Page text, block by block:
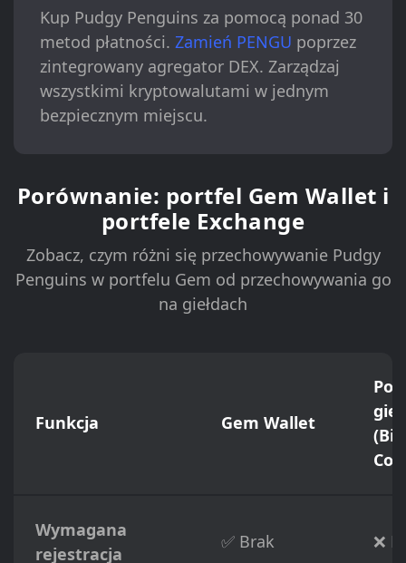
Kup Pudgy Penguins za pomocą ponad 30
metod płatności. Zamień PENGU poprzez
zintegrowany agregator DEX. Zarządzaj
wszystkimi kryptowalutami w jednym
bezpiecznym miejscu.
Porównanie: portfel Gem Wallet i
portfele Exchange
Zobacz, czym różni się przechowywanie Pudgy
Penguins w portfelu Gem od przechowywania go
na giełdach
Funkcja Gem Wallet
Wymagana
rejestracja
✅ Brak ❌